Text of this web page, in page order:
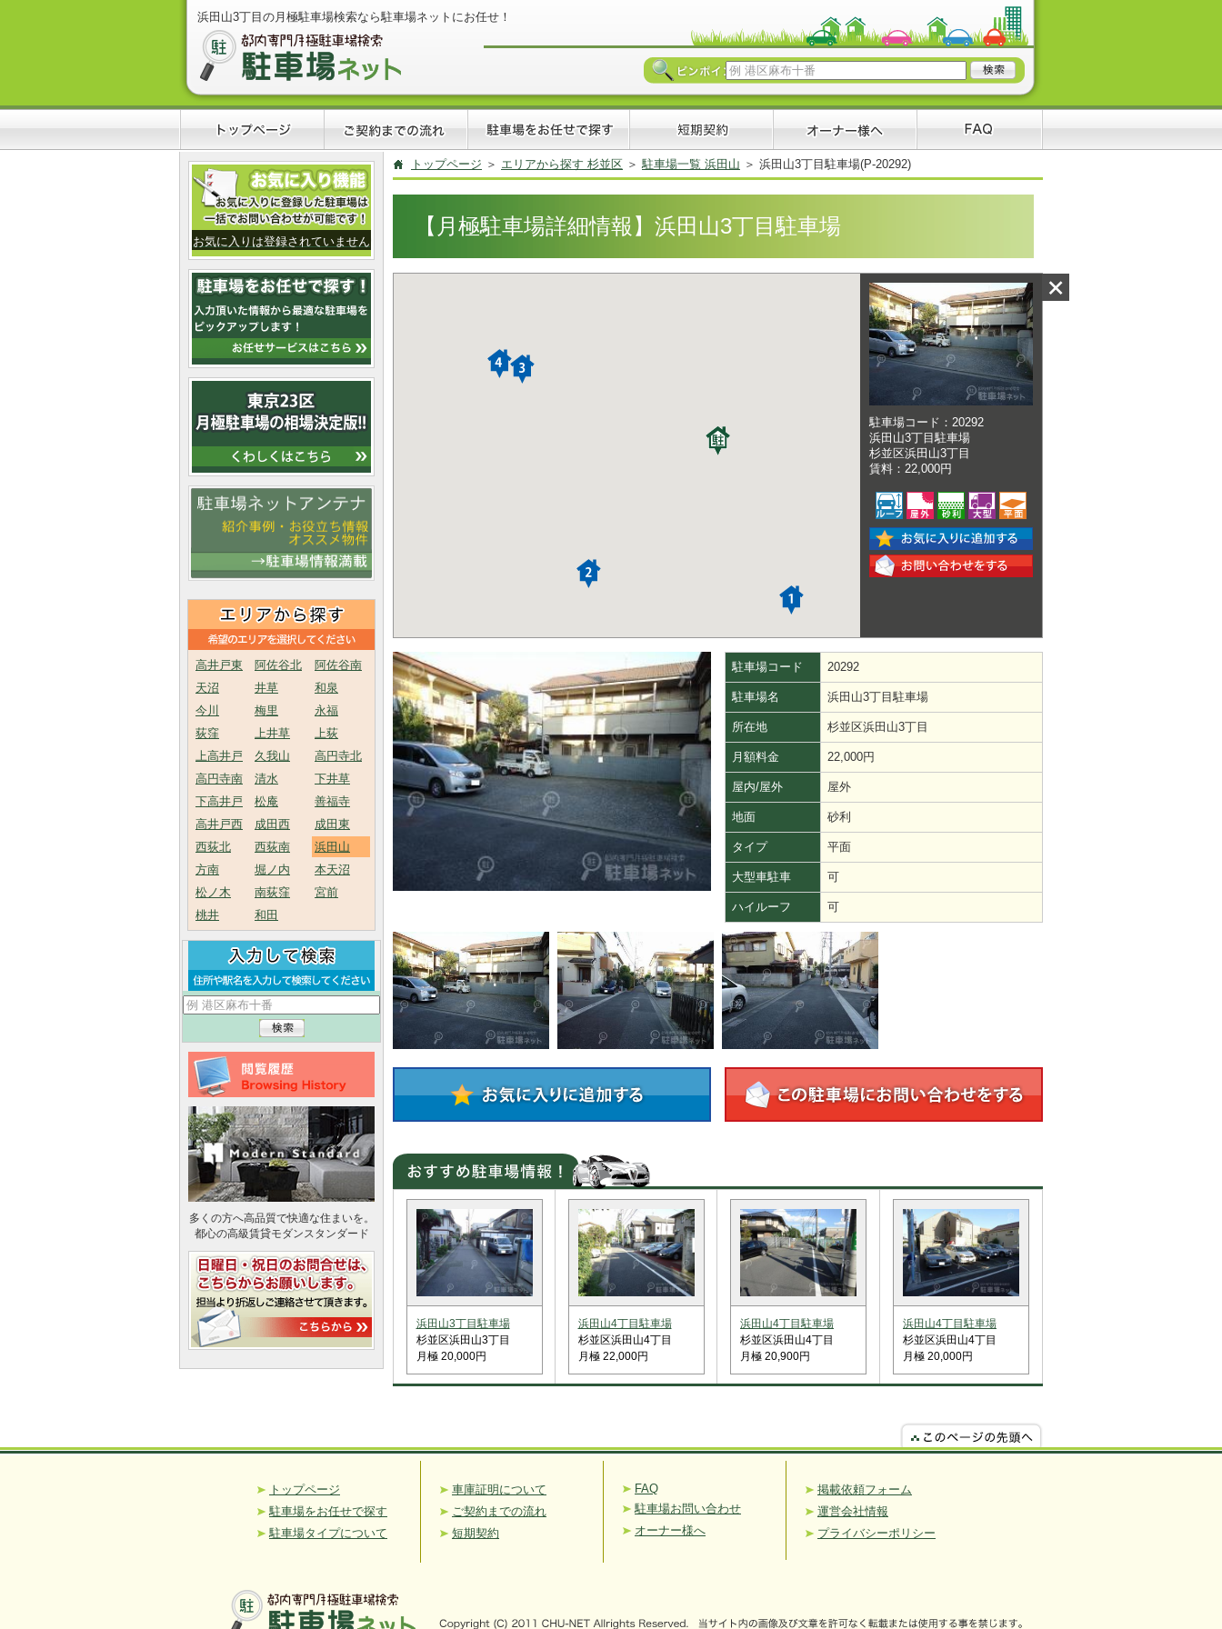
浜田山3丁目の月極駐車場検索なら駐車場ネットにお任せ！
お気に入りは登録されていません
高井戸東 阿佐谷北
阿佐谷南
天沼
井草
和泉
今川
梅里
永福
荻窪
上井草
上荻
上高井戸
久我山
高円寺北
高円寺南
清水
下井草
下高井戸
松庵
善福寺
高井戸西
成田西
成田東
西荻北
西荻南
浜田山
方南
堀ノ内
本天沼
松ノ木
南荻窪
宮前
桃井
和田
多くの方へ高品質で快適な住まいを。
都心の高級賃貸モダンスタンダード
トップページ エリアから探す 杉並区 駐車場一覧 浜田山 浜田山3丁目駐車場(P-20292)
【月極駐車場詳細情報】浜田山3丁目駐車場
駐車場コード 20292
駐車場名 浜田山3丁目駐車場
所在地 杉並区浜田山3丁目
月額料金 22,000円
屋内/屋外 屋外
地面 砂利
タイプ 平面
大型車駐車 可
ハイルーフ 可
浜田山3丁目駐車場
杉並区浜田山3丁目
月極 20,000円
浜田山4丁目駐車場
杉並区浜田山4丁目
月極 22,000円
浜田山4丁目駐車場
杉並区浜田山4丁目
月極 20,900円
浜田山4丁目駐車場
杉並区浜田山4丁目
月極 20,000円
トップページ
駐車場をお任せで探す
駐車場タイプについて
車庫証明について
ご契約までの流れ
短期契約
FAQ
駐車場お問い合わせ
オーナー様へ
掲載依頼フォーム
運営会社情報
プライバシーポリシー
駐車場コード：20292
浜田山3丁目駐車場
杉並区浜田山3丁目
賃料：22,000円